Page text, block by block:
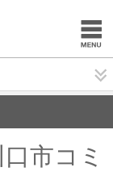
市コミ